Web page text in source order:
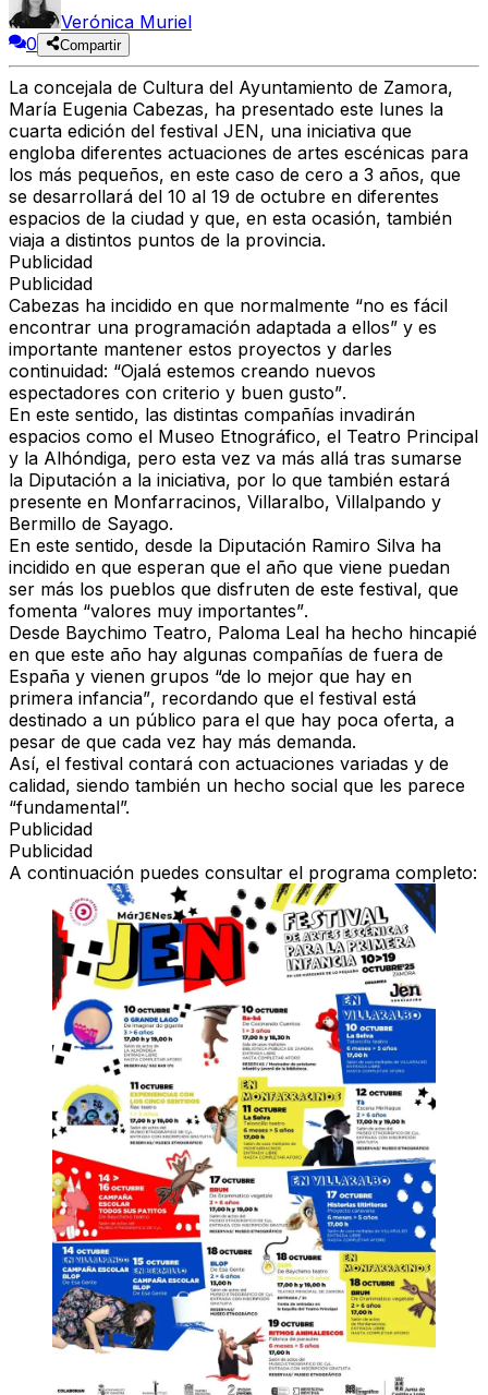
Verónica Muriel
0
Compartir
La concejala de Cultura del Ayuntamiento de Zamora,
María Eugenia Cabezas, ha presentado este lunes la
cuarta edición del festival JEN, una iniciativa que
engloba diferentes actuaciones de artes escénicas para
los más pequeños, en este caso de cero a 3 años, que
se desarrollará del 10 al 19 de octubre en diferentes
espacios de la ciudad y que, en esta ocasión, también
viaja a distintos puntos de la provincia.
Publicidad
Publicidad
Cabezas ha incidido en que normalmente “no es fácil
encontrar una programación adaptada a ellos” y es
importante mantener estos proyectos y darles
continuidad: “Ojalá estemos creando nuevos
espectadores con criterio y buen gusto”.
En este sentido, las distintas compañías invadirán
espacios como el Museo Etnográfico, el Teatro Principal
y la Alhóndiga, pero esta vez va más allá tras sumarse
la Diputación a la iniciativa, por lo que también estará
presente en Monfarracinos, Villaralbo, Villalpando y
Bermillo de Sayago.
En este sentido, desde la Diputación Ramiro Silva ha
incidido en que esperan que el año que viene puedan
ser más los pueblos que disfruten de este festival, que
fomenta “valores muy importantes”.
Desde Baychimo Teatro, Paloma Leal ha hecho hincapié
en que este año hay algunas compañías de fuera de
España y vienen grupos “de lo mejor que hay en
primera infancia”, recordando que el festival está
destinado a un público para el que hay poca oferta, a
pesar de que cada vez hay más demanda.
Así, el festival contará con actuaciones variadas y de
calidad, siendo también un hecho social que les parece
“fundamental”.
Publicidad
Publicidad
A continuación puedes consultar el programa completo: